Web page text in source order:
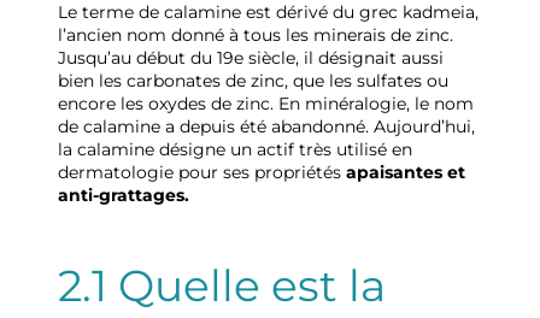
Le terme de calamine est dérivé du grec kadmeia,
l’ancien nom donné à tous les minerais de zinc.
Jusqu’au début du 19e siècle, il désignait aussi
bien les carbonates de zinc, que les sulfates ou
encore les oxydes de zinc. En minéralogie, le nom
de calamine a depuis été abandonné. Aujourd’hui,
la calamine désigne un actif très utilisé en
dermatologie pour ses propriétés apaisantes et
anti-grattages.
2.1 Quelle est la